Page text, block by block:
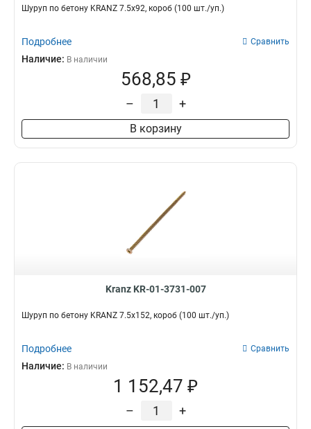
Шуруп по бетону KRANZ 7.5х92, короб (100 шт./уп.)
Подробнее Сравнить
Наличие: В наличии
568,85 ₽
– +
В корзину
Kranz KR-01-3731-007
Шуруп по бетону KRANZ 7.5х152, короб (100 шт./уп.)
Подробнее Сравнить
Наличие: В наличии
1 152,47 ₽
– +